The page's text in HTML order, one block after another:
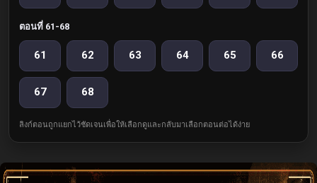
ตอนที่ 61-68
61 62 63 64 65 66
67 68
ลิงก์ตอนถูกแยกไว้ชัดเจนเพื่อให้เลือกดูและกลับมาเลือกตอนต่อได้ง่าย